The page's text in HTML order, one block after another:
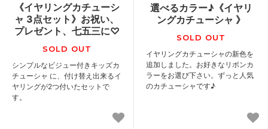
《イヤリングカチューシ
ャ 3点セット》お祝い、
プレゼント、七五三に♡
SOLD OUT
シンプルなビジュー付きキッズカ
チューシャ に、付け替え出来るイ
ヤリングが2つ付いたセットで
す。
選べるカラー♪《イヤリ
ングカチューシャ 》
SOLD OUT
イヤリングカチューシャの新色を
追加しました。お好きなリボンカ
ラーをお選び下さい。ずっと人気
のカチューシャです♪